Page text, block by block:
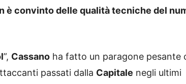
è convinto delle qualità tecniche del
”, Cassano ha fatto un paragone pesante
passati dalla Capitale negli ultimi